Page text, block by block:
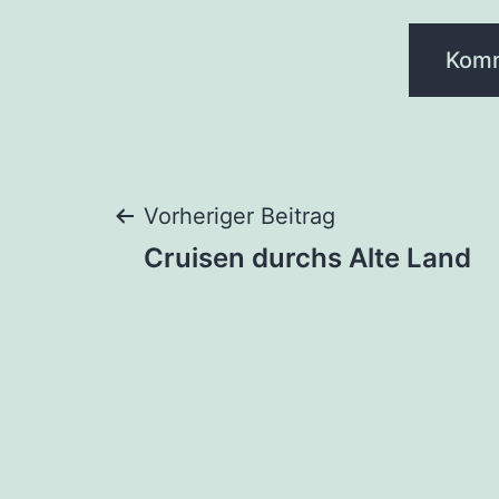
Vorheriger Beitrag
Cruisen durchs Alte Land